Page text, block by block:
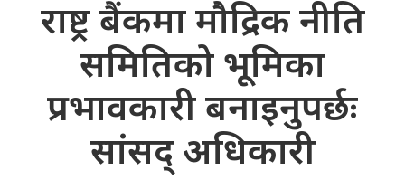
राष्ट्र बैंकमा मौद्रिक नीति
समितिको भूमिका
प्रभावकारी बनाइनुपर्छः
सांसद् अधिकारी